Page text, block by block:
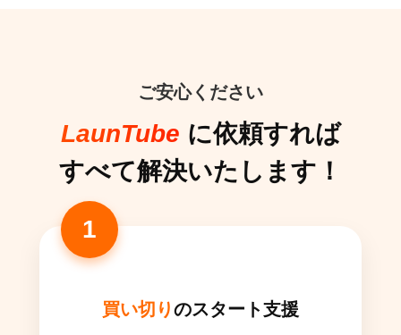
ご安心ください
LaunTube に依頼すれば
すべて解決いたします！
買い切りのスタート支援